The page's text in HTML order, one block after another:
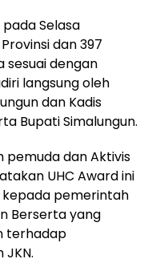
Selasa
dan 397
sesuai dengan
langsung oleh
dan Kadis
Bupati Simalungun.
pemuda dan Aktivis
UHC Award ini
pemerintah
Berserta yang
terhadap